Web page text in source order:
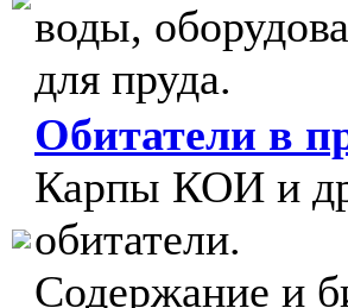
воды,
для пруда.
Обитатели в
Карпы КОИ и
обитатели.
Содержание и